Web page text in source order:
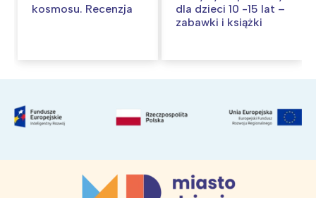
kosmosu. Recenzja
dla dzieci 10 -15 lat –
zabawki i książki